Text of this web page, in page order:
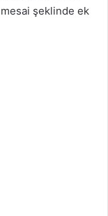
şeklinde ek